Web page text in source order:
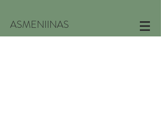
ASMENIINAS